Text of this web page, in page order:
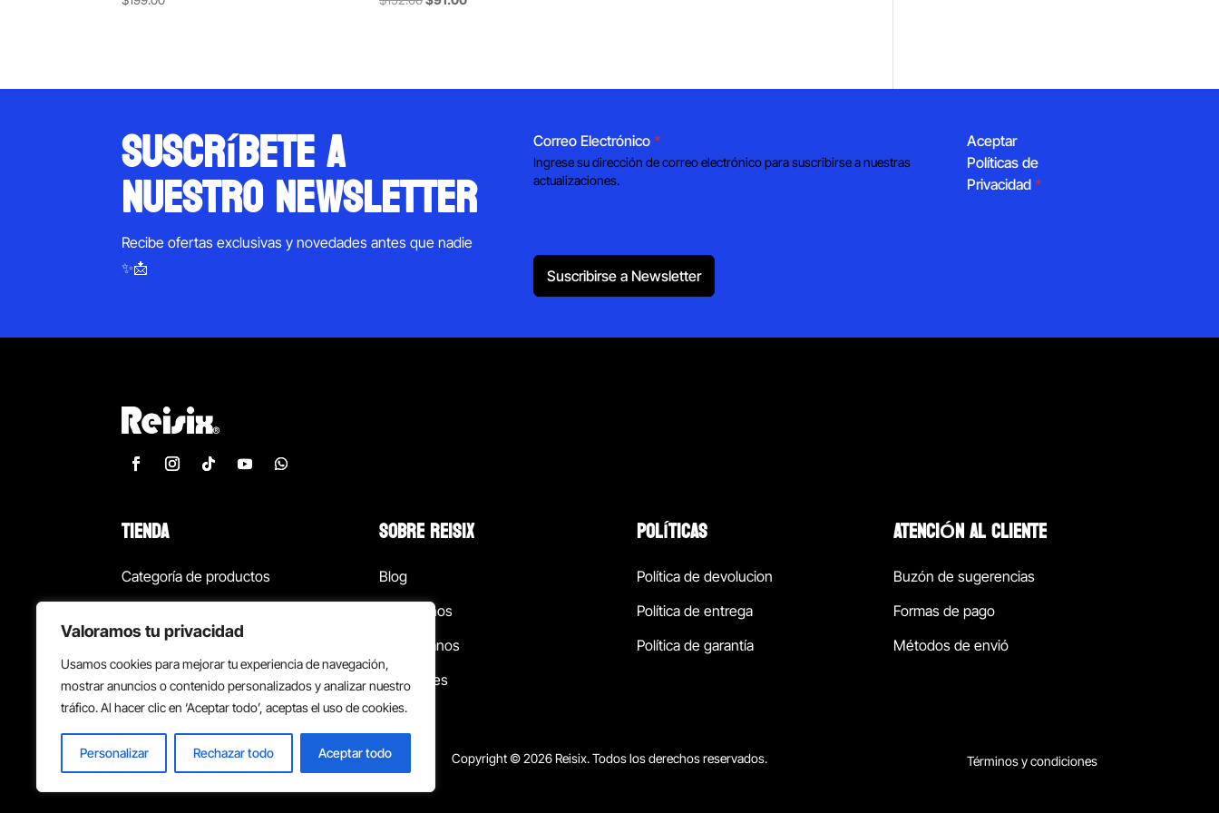
Valoramos tu privacidad
Usamos cookies para mejorar tu experiencia de navegación,
mostrar anuncios o contenido personalizados y analizar nuestro
tráfico. Al hacer clic en ‘Aceptar todo’, aceptas el uso de cookies.
Personalizar Rechazar todo Aceptar todo
suscríbete a
nuestro newsletter
Recibe ofertas exclusivas y novedades antes que nadie
✨📩
Correo Electrónico *
Ingrese su dirección de correo electrónico para suscribirse a nuestras
actualizaciones.
Aceptar
Políticas de
Privacidad *
Suscribirse a Newsletter
TIENDA
Categoría de productos
¡Las mejores ofertas!
Back to school
SOBRE REISIX
Blog
Conócenos
Contáctanos
Sucursales
POLÍTICAS
Política de devolucion
Política de entrega
Política de garantía
ATENCIÓN AL CLIENTE
Buzón de sugerencias
Formas de pago
Métodos de envió
Política de privacidad Copyright © 2026 Reisix. Todos los derechos reservados. Términos y condiciones